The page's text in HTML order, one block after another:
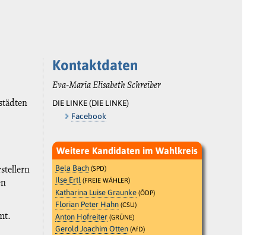
Kontaktdaten
Eva-Maria Elisabeth Schreiber
DIE LINKE (DIE LINKE)
Facebook
Weitere Kandidaten im Wahlkreis
Bela Bach (SPD)
Ilse Ertl (FREIE WÄHLER)
Katharina Luise Graunke (ÖDP)
Florian Peter Hahn (CSU)
Anton Hofreiter (GRÜNE)
Gerold Joachim Otten (AfD)